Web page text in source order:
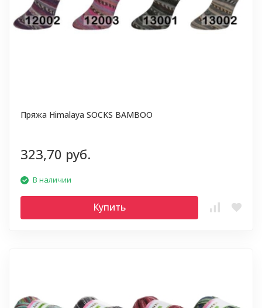
Пряжа Himalaya SOCKS BAMBOO
323,70 руб.
В наличии
Купить